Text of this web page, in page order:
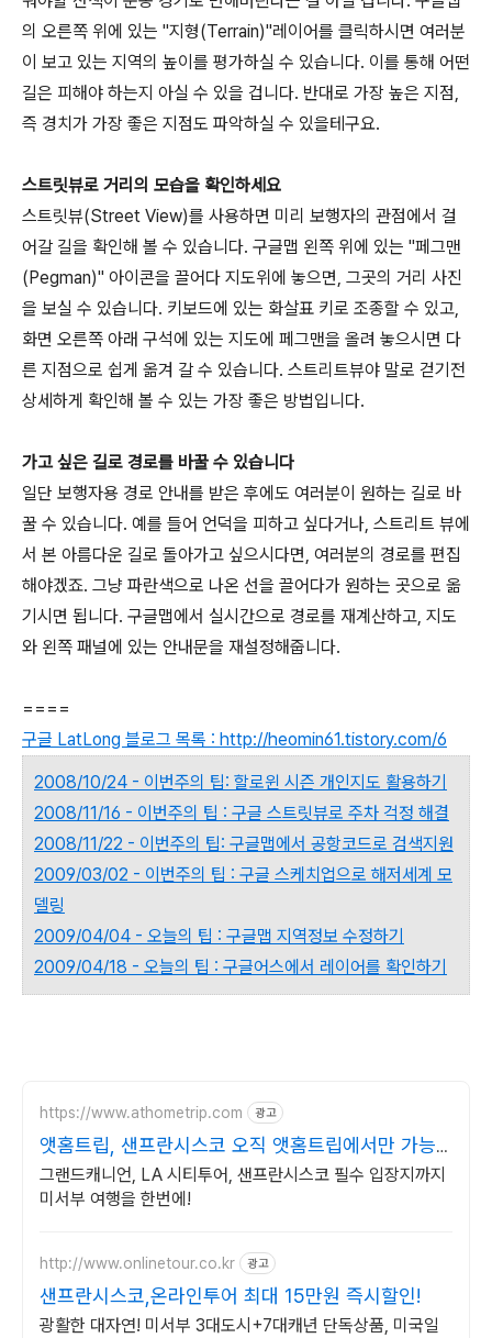
의 오른쪽 위에 있는 "지형(Terrain)"레이어를 클릭하시면 여러분
이 보고 있는 지역의 높이를 평가하실 수 있습니다. 이를 통해 어떤
길은 피해야 하는지 아실 수 있을 겁니다. 반대로 가장 높은 지점,
즉 경치가 가장 좋은 지점도 파악하실 수 있을테구요.
스트릿뷰로 거리의 모습을 확인하세요
스트릿뷰(Street View)를 사용하면 미리 보행자의 관점에서 걸
어갈 길을 확인해 볼 수 있습니다. 구글맵 왼쪽 위에 있는 "페그맨
(Pegman)" 아이콘을 끌어다 지도위에 놓으면, 그곳의 거리 사진
을 보실 수 있습니다. 키보드에 있는 화살표 키로 조종할 수 있고,
화면 오른쪽 아래 구석에 있는 지도에 페그맨을 올려 놓으시면 다
른 지점으로 쉽게 옮겨 갈 수 있습니다. 스트리트뷰야 말로 걷기전
상세하게 확인해 볼 수 있는 가장 좋은 방법입니다.
가고 싶은 길로 경로를 바꿀 수 있습니다
일단 보행자용 경로 안내를 받은 후에도 여러분이 원하는 길로 바
꿀 수 있습니다. 예를 들어 언덕을 피하고 싶다거나, 스트리트 뷰에
서 본 아름다운 길로 돌아가고 싶으시다면, 여러분의 경로를 편집
해야겠죠. 그냥 파란색으로 나온 선을 끌어다가 원하는 곳으로 옮
기시면 됩니다. 구글맵에서 실시간으로 경로를 재계산하고, 지도
와 왼쪽 패널에 있는 안내문을 재설정해줍니다.
====
구글 LatLong 블로그 목록 : http://heomin61.tistory.com/6
2008/10/24 - 이번주의 팁: 할로윈 시즌 개인지도 활용하기
2008/11/16 - 이번주의 팁 : 구글 스트릿뷰로 주차 걱정 해결
2008/11/22 - 이번주의 팁: 구글맵에서 공항코드로 검색지원
2009/03/02 - 이번주의 팁 : 구글 스케치업으로 해저세계 모
델링
2009/04/04 - 오늘의 팁 : 구글맵 지역정보 수정하기
2009/04/18 - 오늘의 팁 : 구글어스에서 레이어를 확인하기
https://www.athometrip.com 광고
앳홈트립, 샌프란시스코 오직 앳홈트립에서만 가능
한
그랜드캐니언, LA 시티투어, 샌프란시스코 필수 입장지까지
미서부 여행을 한번에!
http://www.onlinetour.co.kr 광고
샌프란시스코,온라인투어 최대 15만원 즉시할인!
광활한 대자연! 미서부 3대도시+7대캐년 단독상품, 미국일